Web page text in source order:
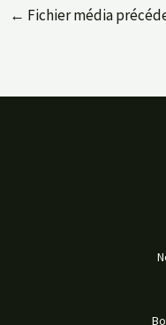
← Fichier média